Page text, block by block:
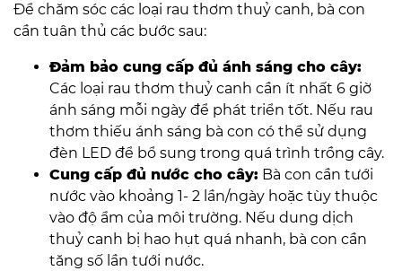
Để chăm sóc các loại rau thơm thuỷ canh, bà con
cần tuân thủ các bước sau:
Đảm bảo cung cấp đủ ánh sáng cho cây:
Các loại rau thơm thuỷ canh cần ít nhất 6 giờ
ánh sáng mỗi ngày để phát triển tốt. Nếu rau
thơm thiếu ánh sáng bà con có thể sử dụng
đèn LED để bổ sung trong quá trình trồng cây.
Cung cấp đủ nước cho cây: Bà con cần tưới
nước vào khoảng 1- 2 lần/ngày hoặc tùy thuộc
vào độ ẩm của môi trường. Nếu dung dịch
thuỷ canh bị hao hụt quá nhanh, bà con cần
tăng số lần tưới nước.